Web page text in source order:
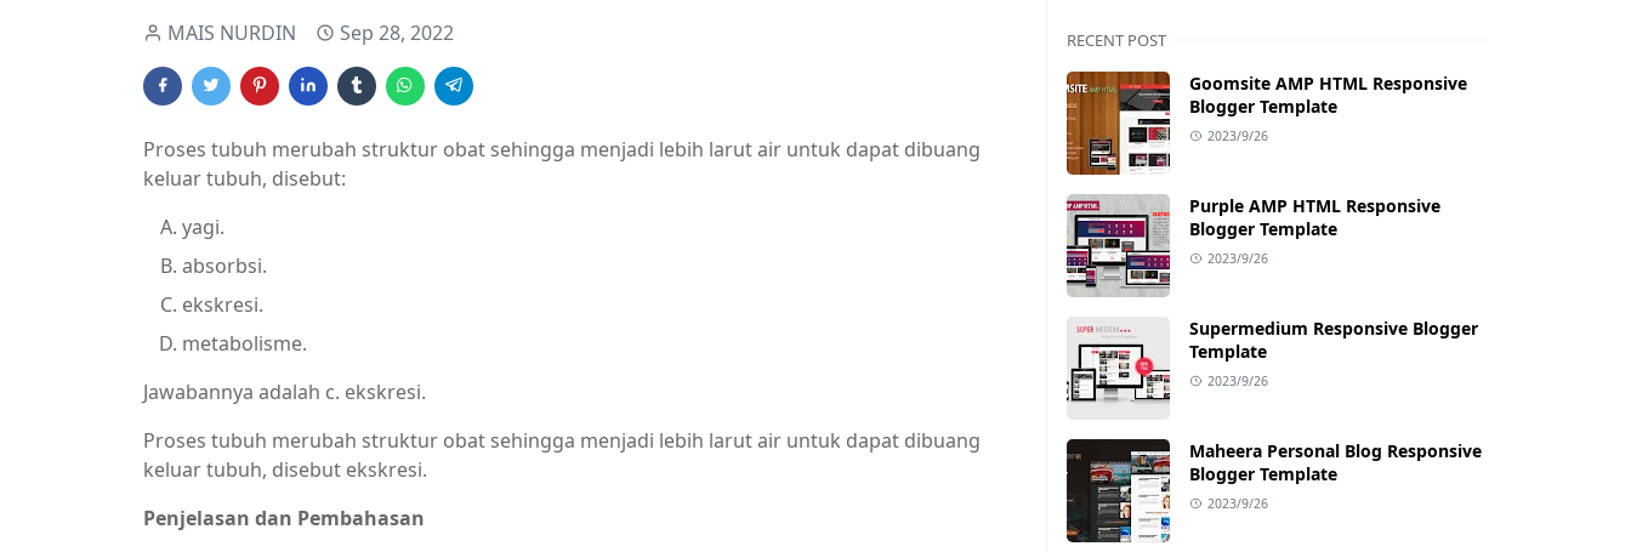
MAIS NURDIN Sep 28, 2022
Proses tubuh merubah struktur obat sehingga menjadi lebih larut air untuk dapat dibuang
keluar tubuh, disebut:
yagi.
absorbsi.
ekskresi.
metabolisme.
Jawabannya adalah c. ekskresi.
Proses tubuh merubah struktur obat sehingga menjadi lebih larut air untuk dapat dibuang
keluar tubuh, disebut ekskresi.
Penjelasan dan Pembahasan
RECENT POST
Goomsite AMP HTML Responsive
Blogger Template
2023/9/26
Purple AMP HTML Responsive
Blogger Template
2023/9/26
Supermedium Responsive Blogger
Template
2023/9/26
Maheera Personal Blog Responsive
Blogger Template
2023/9/26